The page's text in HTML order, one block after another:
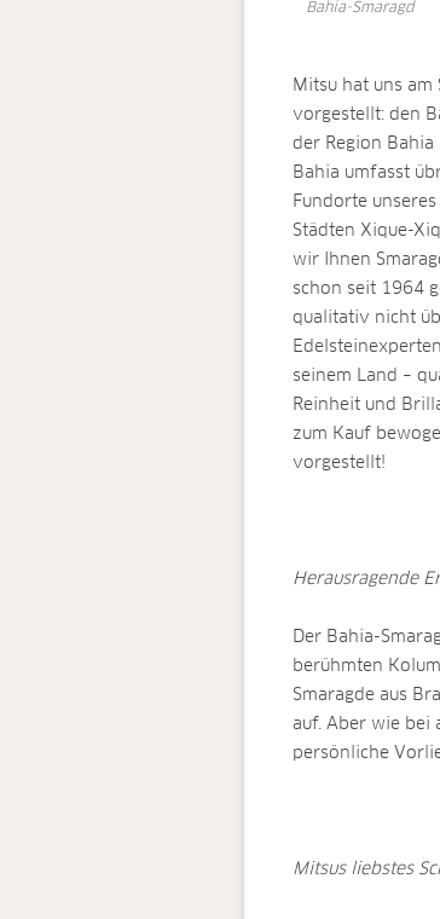
Bahia-Smaragd
Mitsu hat uns
vorgestellt: den
der Region Bahia
Bahia umfasst
Fundorte
Städten Xique-
wir Ihnen
schon seit 1964
qualitativ nicht
seinem Land –
Reinheit und
zum Kauf
vorgestellt!
Herausragende
Der Bahia-
berühmten
Smaragde aus
auf. Aber wie bei
persönliche
Mitsus liebstes